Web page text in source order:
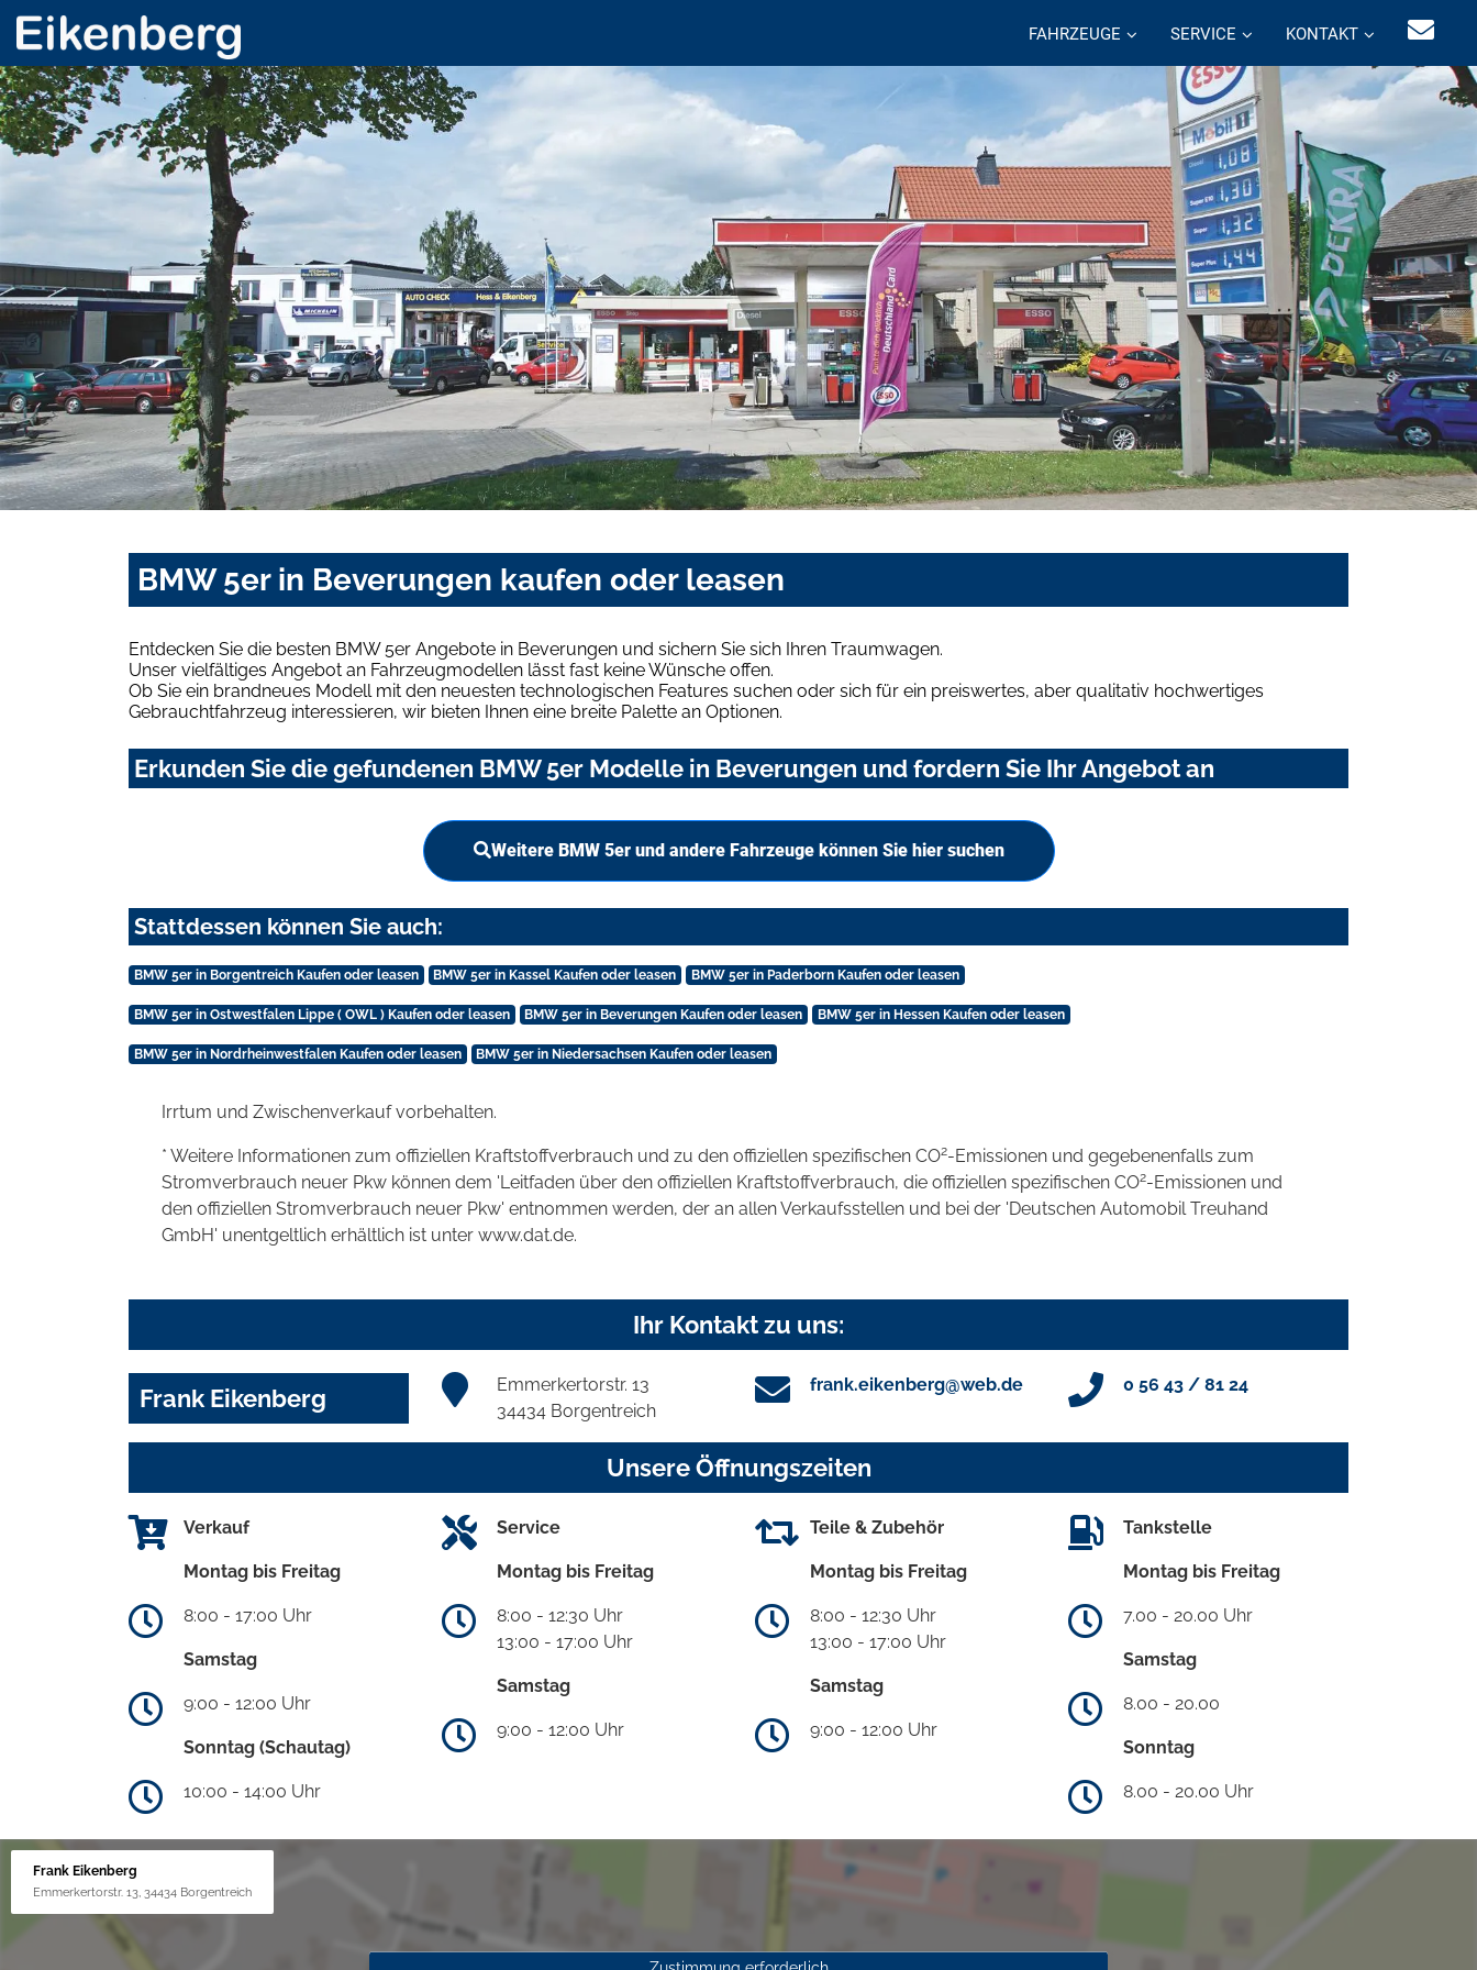
FAHRZEUGE SERVICE KONTAKT
BMW 5er in Beverungen kaufen oder leasen
Entdecken Sie die besten BMW 5er Angebote in Beverungen und sichern Sie sich Ihren Traumwagen.
Unser vielfältiges Angebot an Fahrzeugmodellen lässt fast keine Wünsche offen.
Ob Sie ein brandneues Modell mit den neuesten technologischen Features suchen oder sich für ein preiswertes, aber qualitativ hochwertiges
Gebrauchtfahrzeug interessieren, wir bieten Ihnen eine breite Palette an Optionen.
Erkunden Sie die gefundenen BMW 5er Modelle in Beverungen und fordern Sie Ihr Angebot an
Weitere BMW 5er und andere Fahrzeuge können Sie hier suchen
Stattdessen können Sie auch:
BMW 5er in Borgentreich Kaufen oder leasen BMW 5er in Kassel Kaufen oder leasen BMW 5er in Paderborn Kaufen oder leasen
BMW 5er in Ostwestfalen Lippe ( OWL ) Kaufen oder leasen BMW 5er in Beverungen Kaufen oder leasen BMW 5er in Hessen Kaufen oder leasen
BMW 5er in Nordrheinwestfalen Kaufen oder leasen BMW 5er in Niedersachsen Kaufen oder leasen
Irrtum und Zwischenverkauf vorbehalten.
* Weitere Informationen zum offiziellen Kraftstoffverbrauch und zu den offiziellen spezifischen CO2-Emissionen und gegebenenfalls zum
Stromverbrauch neuer Pkw können dem 'Leitfaden über den offiziellen Kraftstoffverbrauch, die offiziellen spezifischen CO2-Emissionen und
den offiziellen Stromverbrauch neuer Pkw' entnommen werden, der an allen Verkaufsstellen und bei der 'Deutschen Automobil Treuhand
GmbH' unentgeltlich erhältlich ist unter www.dat.de.
Ihr Kontakt zu uns:
Frank Eikenberg
Emmerkertorstr. 13
34434 Borgentreich
frank.eikenberg@web.de 0 56 43 / 81 24
Unsere Öffnungszeiten
Verkauf
Montag bis Freitag
8:00 - 17:00 Uhr
Samstag
9:00 - 12:00 Uhr
Sonntag (Schautag)
10:00 - 14:00 Uhr
Service
Montag bis Freitag
8:00 - 12:30 Uhr
13:00 - 17:00 Uhr
Samstag
9:00 - 12:00 Uhr
Teile & Zubehör
Montag bis Freitag
8:00 - 12:30 Uhr
13:00 - 17:00 Uhr
Samstag
9:00 - 12:00 Uhr
Tankstelle
Montag bis Freitag
7.00 - 20.00 Uhr
Samstag
8.00 - 20.00
Sonntag
8.00 - 20.00 Uhr
Frank Eikenberg
Emmerkertorstr. 13, 34434 Borgentreich